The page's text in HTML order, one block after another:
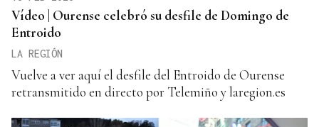
Vídeo | Ourense celebró su desfile de Domingo de
Entroido
LA REGIÓN
Vuelve a ver aquí el desfile del Entroido de Ourense
retransmitido en directo por Telemiño y laregion.es